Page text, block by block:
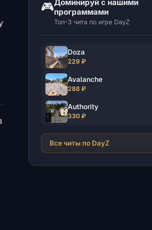
🎮Доминируй с нашими
программами
Топ-3 чита по игре DayZ
Doza
229 ₽
Avalanche
288 ₽
Authority
330 ₽
Все читы по DayZ